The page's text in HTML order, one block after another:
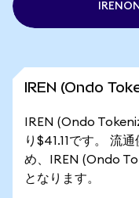
IREN (Ondo
IREN (Ondo
り$41.11です。 流
め、IREN (Ondo
となります。